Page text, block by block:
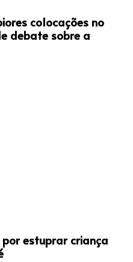
colocações no
debate sobre a
estuprar criança